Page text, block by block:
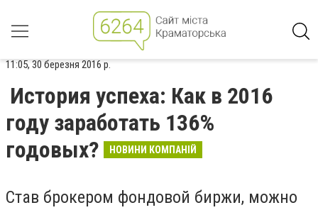
11:05, 30 березня 2016 р.
История успеха: Как в 2016
году заработать 136%
годовых?
НОВИНИ КОМПАНІЙ
Став брокером фондовой биржи, можно